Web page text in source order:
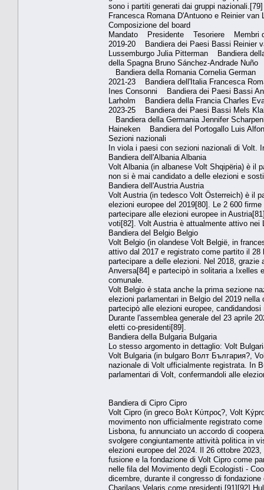
sono i partiti generati dai gruppi nazionali.[79]
Francesca Romana D'Antuono e Reinier
Composizione del board
Mandato Presidente Tesoriere Membri
2019-20 Bandiera dei Paesi Bassi Reinier
Lussemburgo Julia Pitterman Bandiera
della Spagna Bruno Sánchez-Andrade
Bandiera della Romania Cornelia German
2021-23 Bandiera dell'Italia Francesca
Ines Consonni Bandiera dei Paesi Bassi
Larholm Bandiera della Francia Charles
2023-25 Bandiera dei Paesi Bassi Mels
Bandiera della Germania Jennifer
Haineken Bandiera del Portogallo Luis
Sezioni nazionali
In viola i paesi con sezioni nazionali di Volt.
Bandiera dell'Albania Albania
Volt Albania (in albanese Volt Shqipëria) è il
non si è mai candidato a delle elezioni e
Bandiera dell'Austria Austria
Volt Austria (in tedesco Volt Österreich) è il
elezioni europee del 2019[80]. Le 2 600
partecipare alle elezioni europee in
voti[82]. Volt Austria è attualmente attivo nei
Bandiera del Belgio Belgio
Volt Belgio (in olandese Volt België, in
attivo dal 2017 e registrato come partito il
partecipare a delle elezioni. Nel 2018,
Anversa[84] e partecipò in solitaria a Ixelles
comunale.
Volt Belgio è stata anche la prima sezione
elezioni parlamentari in Belgio del 2019
partecipò alle elezioni europee,
Durante l'assemblea generale del 23 aprile
eletti co-presidenti[89].
Bandiera della Bulgaria Bulgaria
Lo stesso argomento in dettaglio: Volt
Volt Bulgaria (in bulgaro Волт България?,
nazionale di Volt ufficialmente registrata. In
parlamentari di Volt, confermandoli alle
Bandiera di Cipro Cipro
Volt Cipro (in greco Βολτ Κύπρος?, Volt
movimento non ufficialmente registrato
Lisbona, fu annunciato un accordo di
svolgere congiuntamente attività politica in
elezioni europee del 2024. Il 26 ottobre
fusione e la fondazione di Volt Cipro come
nelle fila del Movimento degli Ecologisti -
dicembre, durante il congresso di
Charilaos Velaris come presidenti.[91][92]